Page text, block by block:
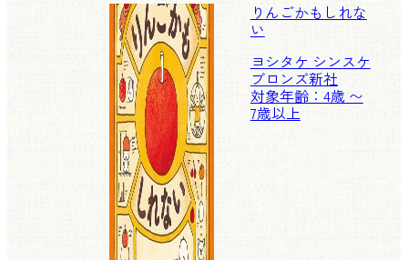
りんごかもしれな
い
ヨシタケ シンスケ
ブロンズ新社
対象年齢：4歳 〜
7歳以上